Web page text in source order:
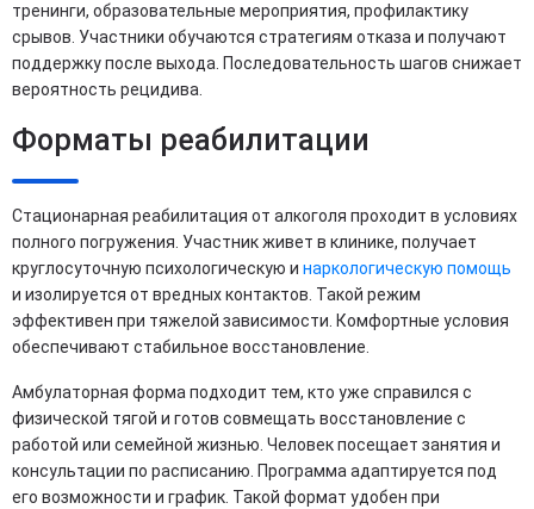
тренинги, образовательные мероприятия, профилактику
срывов. Участники обучаются стратегиям отказа и получают
поддержку после выхода. Последовательность шагов снижает
вероятность рецидива.
Форматы реабилитации
Стационарная реабилитация от алкоголя проходит в условиях
полного погружения. Участник живет в клинике, получает
круглосуточную психологическую и наркологическую помощь
и изолируется от вредных контактов. Такой режим
эффективен при тяжелой зависимости. Комфортные условия
обеспечивают стабильное восстановление.
Амбулаторная форма подходит тем, кто уже справился с
физической тягой и готов совмещать восстановление с
работой или семейной жизнью. Человек посещает занятия и
консультации по расписанию. Программа адаптируется под
его возможности и график. Такой формат удобен при